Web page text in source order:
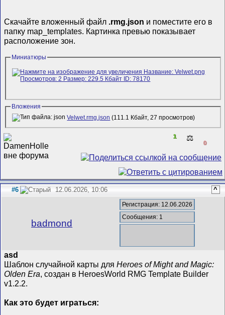
Скачайте вложенный файл .rmg.json и поместите его в
папку map_templates. Картинка превью показывает
расположение зон.
Миниатюры
Вложения
Velwet.rmg.json (111.1 Кбайт, 27 просмотров)
1 ⚖️
0
#6 12.06.2026, 10:06 ^
badmond
Регистрация: 12.06.2026
Сообщения: 1
asd
Шаблон случайной карты дляHeroes of Might and Magic:
Olden Era, создан в HeroesWorld RMG Template Builder
v1.2.2.
Как это будет играться: